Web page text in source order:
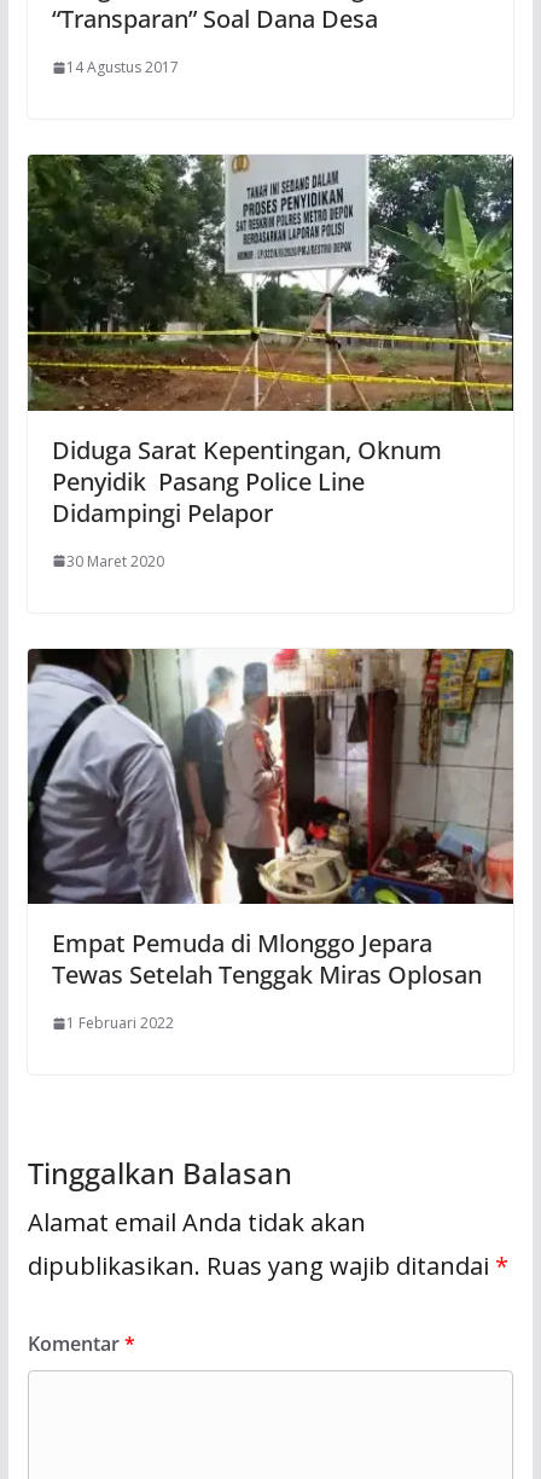
“Transparan” Soal Dana Desa
14 Agustus 2017
Diduga Sarat Kepentingan, Oknum
Penyidik Pasang Police Line
Didampingi Pelapor
30 Maret 2020
Empat Pemuda di Mlonggo Jepara
Tewas Setelah Tenggak Miras Oplosan
1 Februari 2022
Tinggalkan Balasan
Alamat email Anda tidak akan
dipublikasikan. Ruas yang wajib ditandai *
Komentar*